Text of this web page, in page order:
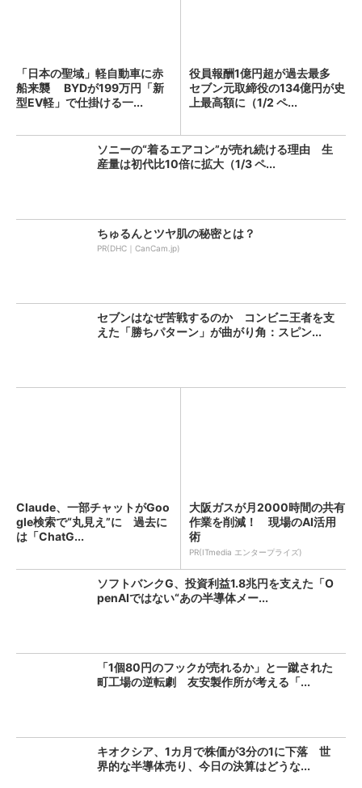
「日本の聖域」軽自動車に赤
船来襲 BYDが199万円「新
型EV軽」で仕掛ける一...
役員報酬1億円超が過去最多
セブン元取締役の134億円が史
上最高額に（1/2 ペ...
ソニーの“着るエアコン”が売れ続ける理由 生
産量は初代比10倍に拡大（1/3 ペ...
ちゅるんとツヤ肌の秘密とは？
PR(DHC｜CanCam.jp)
セブンはなぜ苦戦するのか コンビニ王者を支
えた「勝ちパターン」が曲がり角：スピン...
Claude、一部チャットがGoo
gle検索で“丸見え”に 過去に
は「ChatG...
大阪ガスが月2000時間の共有
作業を削減！ 現場のAI活用
術
PR(ITmedia エンタープライズ)
ソフトバンクG、投資利益1.8兆円を支えた「O
penAIではない“あの半導体メー...
「1個80円のフックが売れるか」と一蹴された
町工場の逆転劇 友安製作所が考える「...
キオクシア、1カ月で株価が3分の1に下落 世
界的な半導体売り、今日の決算はどうな...